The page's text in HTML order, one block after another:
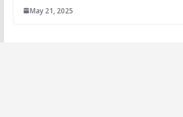
May 21, 2025